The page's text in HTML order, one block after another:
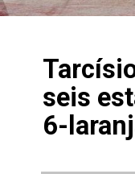
seis
6-